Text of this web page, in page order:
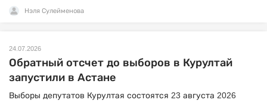
Нэля Сулейменова
24.07.2026
Обратный отсчет до выборов в Курултай
запустили в Астане
Выборы депутатов Курултая состоятся 23 августа 2026